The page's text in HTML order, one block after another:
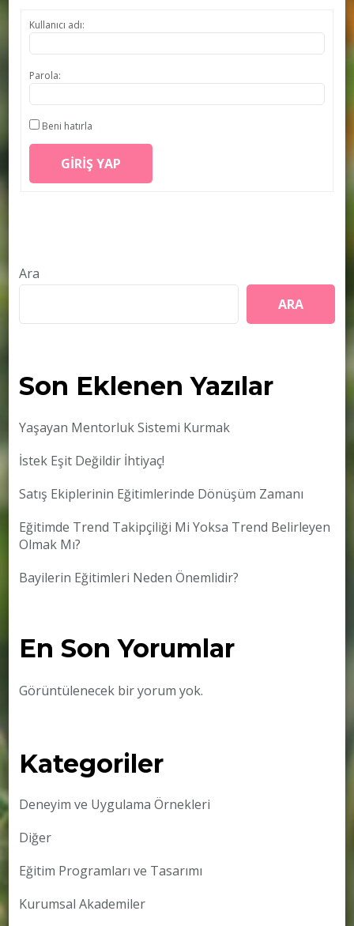
Kullanıcı adı:
Parola:
Beni hatırla
GIRIŞ YAP
Ara
ARA
Son Eklenen Yazılar
Yaşayan Mentorluk Sistemi Kurmak
İstek Eşit Değildir İhtiyaç!
Satış Ekiplerinin Eğitimlerinde Dönüşüm Zamanı
Eğitimde Trend Takipçiliği Mi Yoksa Trend Belirleyen
Olmak Mı?
Bayilerin Eğitimleri Neden Önemlidir?
En Son Yorumlar
Görüntülenecek bir yorum yok.
Kategoriler
Deneyim ve Uygulama Örnekleri
Diğer
Eğitim Programları ve Tasarımı
Kurumsal Akademiler